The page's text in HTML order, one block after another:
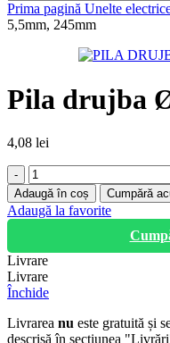
Prima pagină Unelte
5,5mm, 245mm
Pila drujba
4,08 lei
Cantitate
Pila
drujba
Ø
245mm
Adaugă în coș Cumpără
Adaugă la favorite
Livrare
Livrare
Închide
Livrarea nu este gratuită și
descrisă în secțiunea